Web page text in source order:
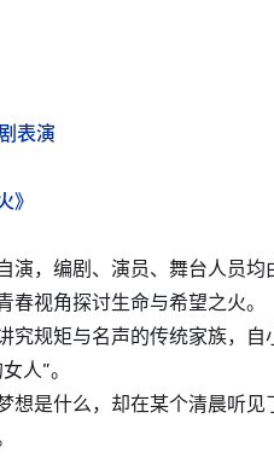
表演
》
演，编剧、演员、舞台人员均
春视角探讨生命与希望之火。
究规矩与名声的传统家族，自
人”。
想是什么，却在某个清晨听见